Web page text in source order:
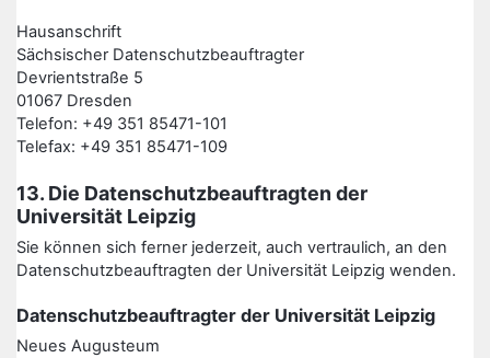
Hausanschrift
Sächsischer Datenschutzbeauftragter
Devrientstraße 5
01067 Dresden
Telefon: +49 351 85471-101
Telefax: +49 351 85471-109
13. Die Datenschutzbeauftragten der
Universität Leipzig
Sie können sich ferner jederzeit, auch vertraulich, an den
Datenschutzbeauftragten der Universität Leipzig wenden.
Datenschutzbeauftragter der Universität Leipzig
Neues Augusteum